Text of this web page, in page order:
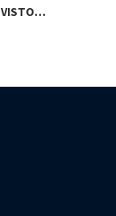
VISTO…